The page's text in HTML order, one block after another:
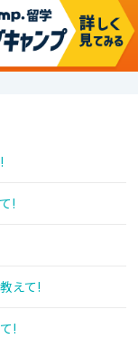
!
えて!
!